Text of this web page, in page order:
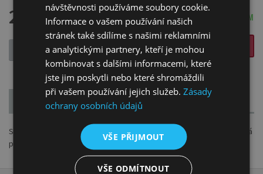
218 Kč SKLADEM
+ VLOŽIT DO KOŠÍKU
Sada obsahuje 12 tužek 8B-2H v plechové krabičce. Sada Art je určená
pro uměleckou kresbu a skicování.
návštěvnosti používáme soubory cookie.
Informace o vašem používání našich
stránek také sdílíme s našimi reklamními
a analytickými partnery, kteří je mohou
kombinovat s dalšími informacemi, které
jste jim poskytli nebo které shromáždili
při vašem používání jejich služeb.Zásady
ochrany osobních údajů
VŠE PŘIJMOUT
VŠE ODMÍTNOUT